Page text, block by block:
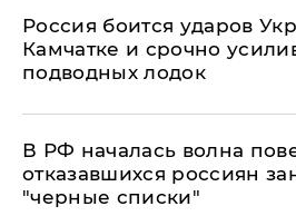
Россия боится ударов
Камчатке и срочно
подводных лодок
​В РФ началась волна
отказавшихся россиян
"черные списки"